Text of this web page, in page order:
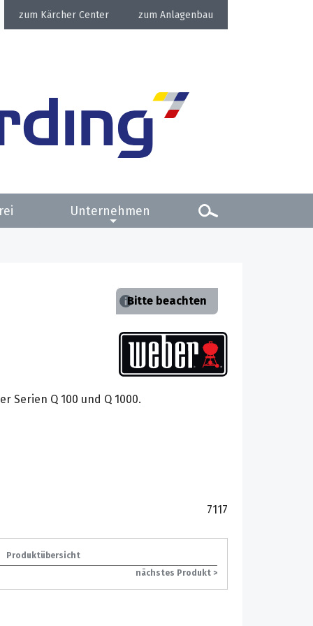
Kärcher Center Anlagenbau
Unternehmen
Bitte beachten
Serien Q 100 und Q 1000.
7117
Produktübersicht
nächstes Produkt >